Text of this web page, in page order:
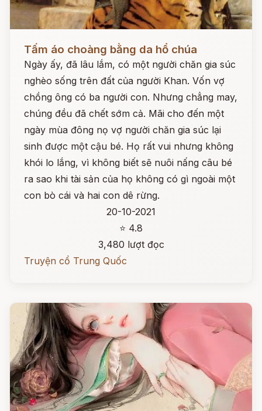
Đọc ngay
Tấm áo choàng bằng da hổ chúa
Ngày ấy, đã lâu lắm, có một người chăn gia súc
nghèo sống trên đất của người Khan. Vốn vợ
chồng ông có ba người con. Nhưng chẳng may,
chúng đều đã chết sớm cả. Mãi cho đến một
ngày mùa đông nọ vợ người chăn gia súc lại
sinh được một cậu bé. Họ rất vui nhưng không
khói lo lắng, vì không biết sẽ nuôi nấng câu bé
ra sao khi tài sản của họ không có gì ngoài một
con bò cái và hai con dê rừng.
20-10-2021
⭐ 4.8
3,480 lượt đọc
Truyện cổ Trung Quốc